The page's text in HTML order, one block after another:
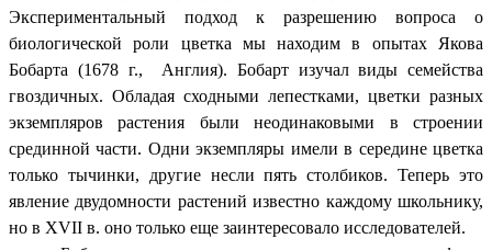
Экспериментальный подход к разрешению вопроса о
биологической роли цветка мы находим в опытах Якова
Бобарта (1678 г., Англия). Бобарт изучал виды семейства
гвоздичных. Обладая сходными лепестками, цветки разных
экземпляров растения были неодинаковыми в строении
срединной части. Одни экземпляры имели в середине цветка
только тычинки, другие несли пять столбиков. Теперь это
явление двудомности растений известно каждому школьнику,
но в XVII в. оно только еще заинтересовало исследователей.